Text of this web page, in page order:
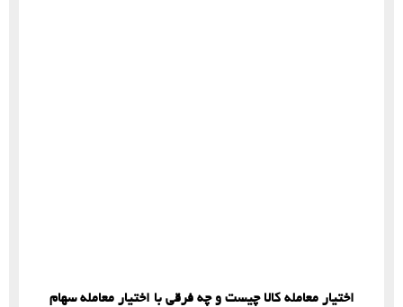
اختیار معامله کالا چیست و چه فرقی با اختیار معامله سهام